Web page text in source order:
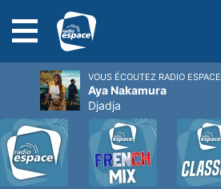
VOUS ÉCOUTEZ RADIO ESPACE
Aya Nakamura
Djadja